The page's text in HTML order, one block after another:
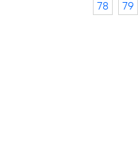
78
79